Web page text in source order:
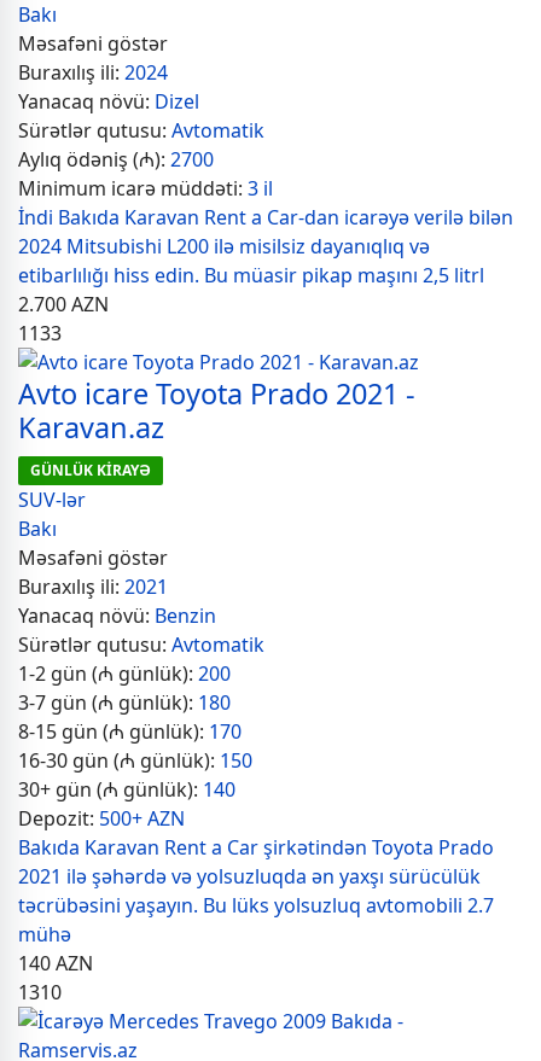
Bakı
Məsafəni göstər
Buraxılış ili: 2024
Yanacaq növü: Dizel
Sürətlər qutusu: Avtomatik
Aylıq ödəniş (₼): 2700
Minimum icarə müddəti: 3 il
İndi Bakıda Karavan Rent a Car-dan icarəyə verilə bilən
2024 Mitsubishi L200 ilə misilsiz dayanıqlıq və
etibarlılığı hiss edin. Bu müasir pikap maşını 2,5 litrl
2.700AZN
1133
Avto icare Toyota Prado 2021 -
Karavan.az
GÜNLÜK KİRAYƏ
SUV-lər
Bakı
Məsafəni göstər
Buraxılış ili: 2021
Yanacaq növü: Benzin
Sürətlər qutusu: Avtomatik
1-2 gün (₼ günlük): 200
3-7 gün (₼ günlük): 180
8-15 gün (₼ günlük): 170
16-30 gün (₼ günlük): 150
30+ gün (₼ günlük): 140
Depozit: 500+ AZN
Bakıda Karavan Rent a Car şirkətindən Toyota Prado
2021 ilə şəhərdə və yolsuzluqda ən yaxşı sürücülük
təcrübəsini yaşayın. Bu lüks yolsuzluq avtomobili 2.7
mühə
140AZN
1310